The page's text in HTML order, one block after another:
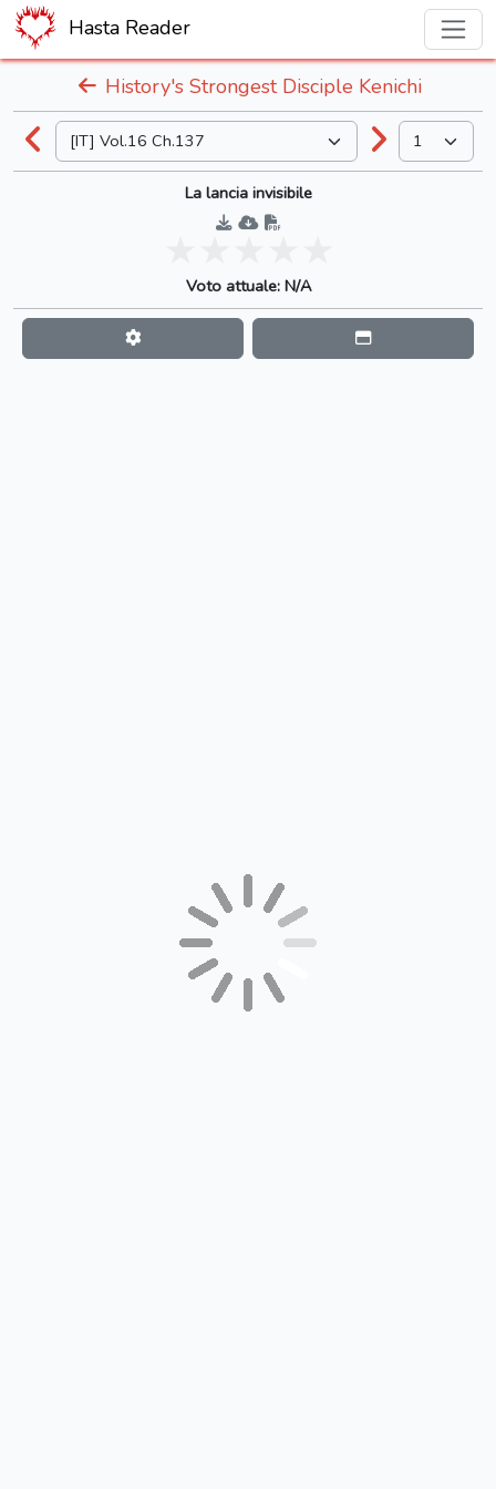
Hasta Reader
History's Strongest Disciple Kenichi
La lancia invisibile
Voto attuale: N/A